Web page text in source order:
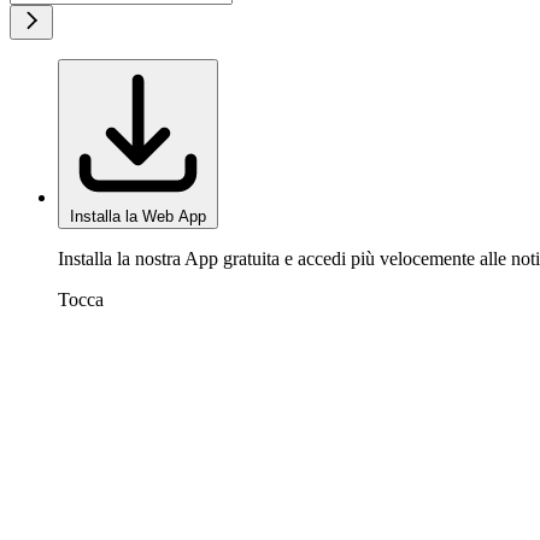
Installa la Web App
Installa la nostra App gratuita e accedi più velocemente alle
Tocca